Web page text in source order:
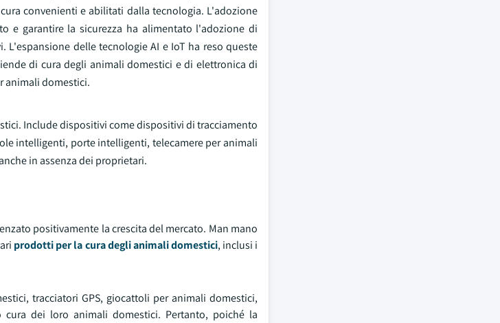
convenienti e abilitati dalla tecnologia. L'adozione
e garantire la sicurezza ha alimentato l'adozione di
delle tecnologie AI e IoT ha reso queste
di cura degli animali domestici e di elettronica di
animali domestici.
Include dispositivi come dispositivi di tracciamento
intelligenti, porte intelligenti, telecamere per animali
in assenza dei proprietari.
positivamente la crescita del mercato. Man mano
prodotti per la cura degli animali domestici, inclusi i
tracciatori GPS, giocattoli per animali domestici,
dei loro animali domestici. Pertanto, poiché la